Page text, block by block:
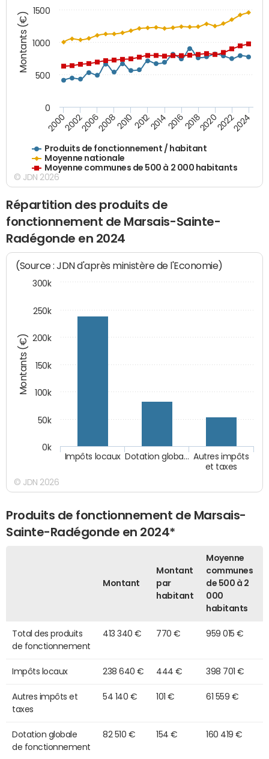
Montants (€)
Produits de fonctionnement / habitant
Moyenne nationale
Moyenne communes de 500 à 2 000 habitants
200020022006200820102012201420162018202020222024
500
1000
1500
0
© JDN 2026
Répartition des produits de
fonctionnement de Marsais-Sainte-
Radégonde en 2024
Montants (€)
(Source : JDN d'après ministère de l'Economie)
Autres impôts
et taxes
Dotation globa…
Impôts locaux
0k
50k
100k
150k
200k
250k
300k
© JDN 2026
Produits de fonctionnement de Marsais-
Sainte-Radégonde en 2024*
Montant
Montant
par
habitant
Moyenne
communes
de 500 à 2
000
habitants
Total des produits
de fonctionnement
413 340 € 770 € 959 015 €
Impôts locaux 238 640 € 444 € 398 701 €
Autres impôts et
taxes
54 140 € 101 € 61 559 €
Dotation globale
de fonctionnement
82 510 € 154 € 160 419 €